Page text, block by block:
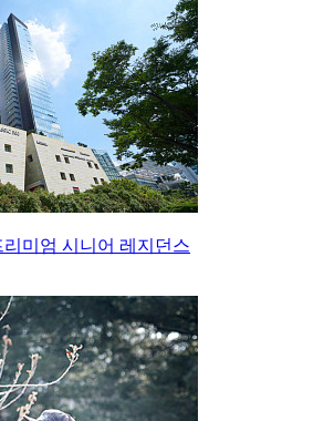
미엄 시니어 레지던스